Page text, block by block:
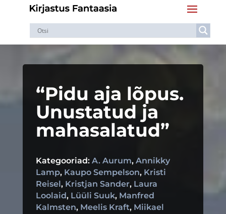
“Pidu aja lõpus.
Unustatud ja
mahasalatud”
Kategooriad: A. Aurum, Annikky
Lamp, Kaupo Sempelson, Kristi
Reisel, Kristjan Sander, Laura
Loolaid, Lüüli Suuk, Manfred
Kalmsten, Meelis Kraft, Miikael